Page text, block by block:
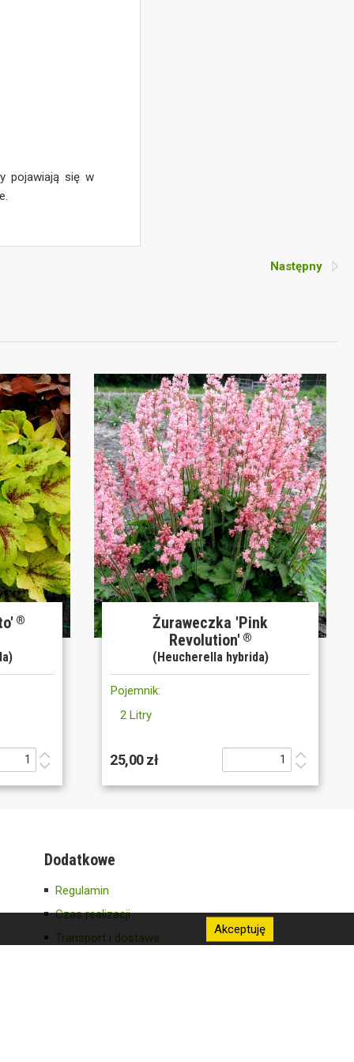
pojawiają się w
Następny
®
Żuraweczka 'Pink
Revolution' ®
(Heucherella hybrida)
Pojemnik:
2 Litry
25,00 zł
Dodatkowe
Regulamin
Czas realizacji
Transport i dostawa
Akceptuję